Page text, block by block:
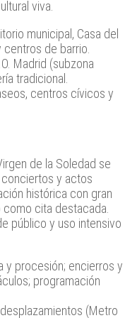
viva.
municipal, Casa del
de barrio.
Madrid (subzona
tradicional.
centros cívicos y
de la Soledad se
y actos
histórica con gran
cita destacada.
público y uso intensivo
y procesión; encierros y
programación
(Metro